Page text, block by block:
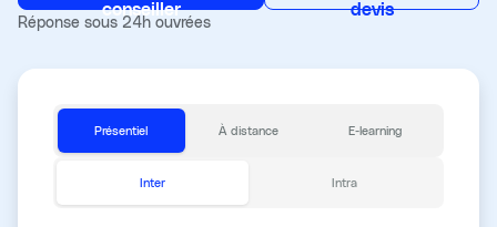
conseiller devis
Réponse sous 24h ouvrées
Présentiel À distance E-learning
Inter Intra